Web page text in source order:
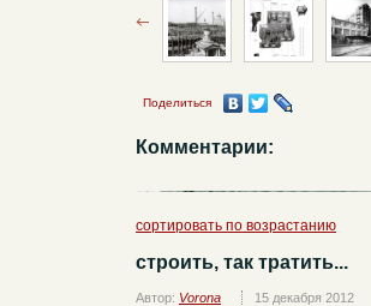
Поделиться
Комментарии:
сортировать по возрастанию
строить, так тратить...
Автор: Vorona 15 декабря 2012